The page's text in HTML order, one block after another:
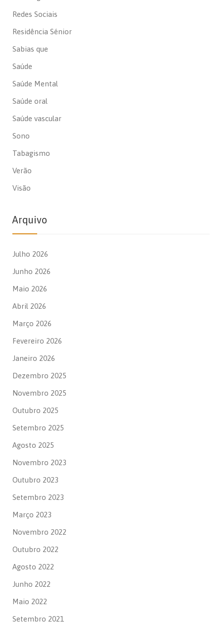
Redes Sociais
Residência Sénior
Sabias que
Saúde
Saúde Mental
Saúde oral
Saúde vascular
Sono
Tabagismo
Verão
Visão
Arquivo
Julho 2026
Junho 2026
Maio 2026
Abril 2026
Março 2026
Fevereiro 2026
Janeiro 2026
Dezembro 2025
Novembro 2025
Outubro 2025
Setembro 2025
Agosto 2025
Novembro 2023
Outubro 2023
Setembro 2023
Março 2023
Novembro 2022
Outubro 2022
Agosto 2022
Junho 2022
Maio 2022
Setembro 2021